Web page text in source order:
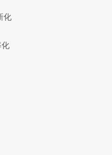
化
化